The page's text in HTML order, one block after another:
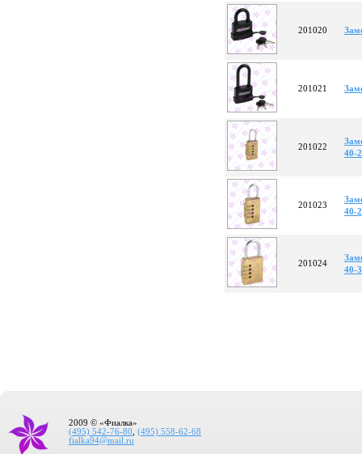
201020
201021
201022
40-
201023
40-
201024
40-
2009 © «Фиалка»
(495) 542-76-80
(495) 558-62-68
fialka94@mail.ru